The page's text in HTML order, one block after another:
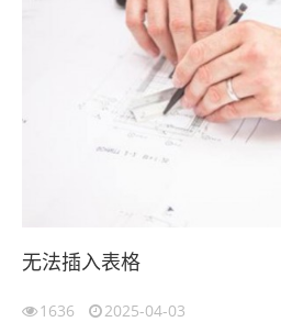
无法插入表格
1636 2025-04-03